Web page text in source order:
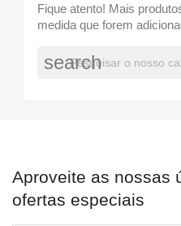
Fique atento! Mais
medida que forem
search
Aproveite as nossas
ofertas especiais